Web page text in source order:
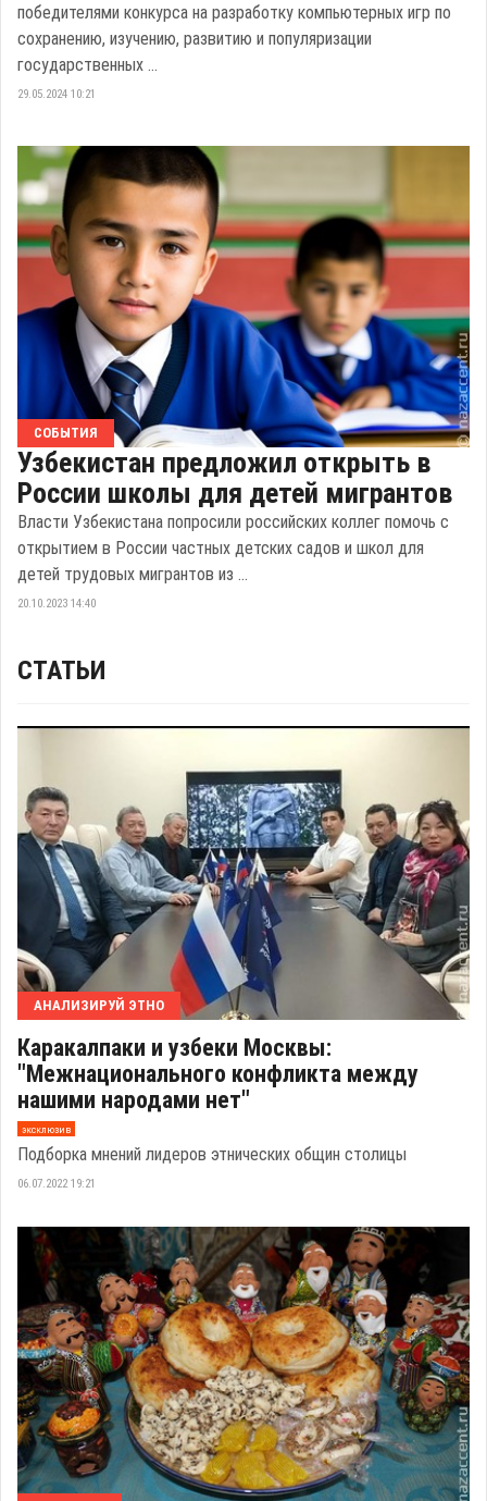
победителями конкурса на разработку компьютерных игр по
сохранению, изучению, развитию и популяризации
государственных ...
29.05.2024 10:21
СОБЫТИЯ
Узбекистан предложил открыть в
России школы для детей мигрантов
Власти Узбекистана попросили российских коллег помочь с
открытием в России частных детских садов и школ для
детей трудовых мигрантов из ...
20.10.2023 14:40
СТАТЬИ
АНАЛИЗИРУЙ ЭТНО
Каракалпаки и узбеки Москвы:
"Межнационального конфликта между
нашими народами нет"
эксклюзив
Подборка мнений лидеров этнических общин столицы
06.07.2022 19:21